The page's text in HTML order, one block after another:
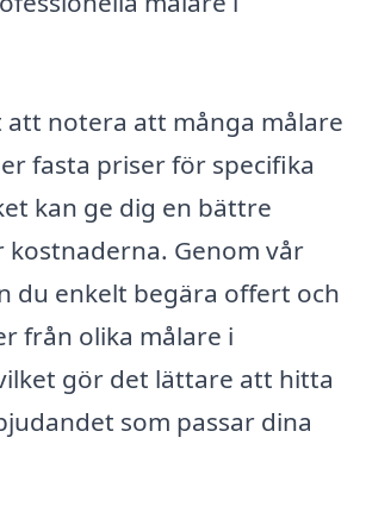
att notera att många målare
fasta priser för specifika
kan ge dig en bättre
kostnaderna. Genom vår
du enkelt begära offert och
från olika målare i
gör det lättare att hitta
som passar dina